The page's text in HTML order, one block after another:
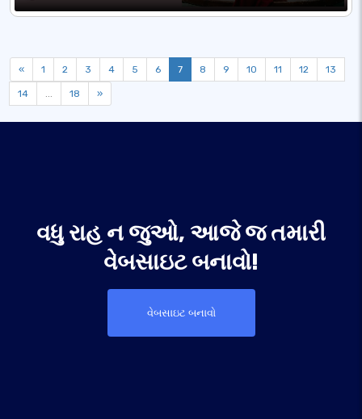
« 1 2 3 4 5 6 7 8 9 10 11 12 13
14 18 »
વધુ રાહ ન જુઓ, આજે જ તમારી
વેબસાઇટ બનાવો!
વેબસાઇટ બનાવો